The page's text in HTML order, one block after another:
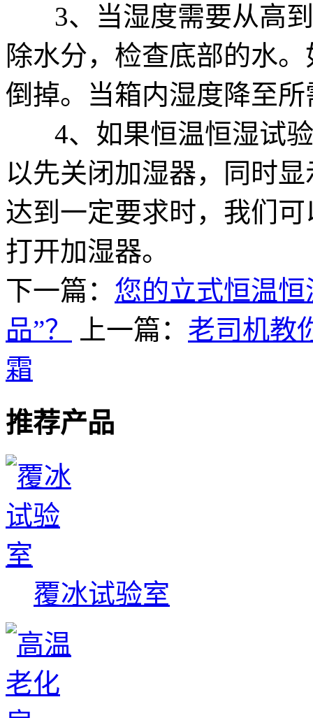
3、当湿度需要从高到
除水分，检查底部的水
倒掉。当箱内湿度降至
4、如果恒温恒湿试验
以先关闭加湿器，同时
达到一定要求时，我们
打开加湿器。
下一篇： 您的立式恒温
品”？
上一篇： 老司机教
霜
推荐产品
覆冰试验室